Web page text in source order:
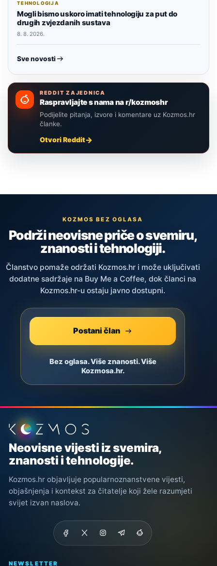
TEHNOLOGIJA
Mogli bismo uskoro imati tehnologiju za put do
drugih zvjezdanih sustava
8. 8. 2026.
Sve novosti
REDDIT ZAJEDNICA
Raspravljajte s nama na r/kozmoshr
Podijelite pitanja, izvore i komentare uz Kozmos.hr
članke.
Otvori Reddit
KOZMOS BEZ OGLASA
Podrži neovisne priče o svemiru,
znanosti i tehnologiji.
Članstvo pomaže održati Kozmos.hr i može uključivati
dodatne sadržaje na Buy Me a Coffee, dok članci na
Kozmos.hr-u ostaju javno dostupni.
Postani član
Bez oglasa. Više znanosti. Više
Kozmosa.hr.
Podnožje stranice
Neovisne vijesti iz svemira,
znanosti i tehnologije.
Kozmos.hr objavljuje popularnoznanstvene vijesti,
objašnjenja i kontekst za čitatelje koji žele razumjeti
svijet izvan naslova.
NEWSLETTER